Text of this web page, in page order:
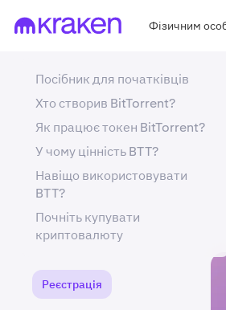
Фізичним
Посібник для початківців
Хто створив BitTorrent?
Як працює токен BitTorrent?
У чому цінність BTT?
Навіщо використовувати
BTT?
Почніть купувати
криптовалюту
Реєстрація